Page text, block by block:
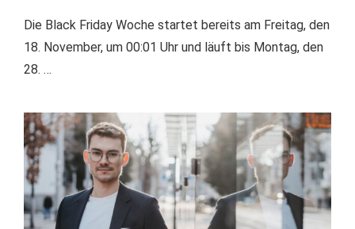
Die Black Friday Woche startet bereits am Freitag, den
18. November, um 00:01 Uhr und läuft bis Montag, den
28. …